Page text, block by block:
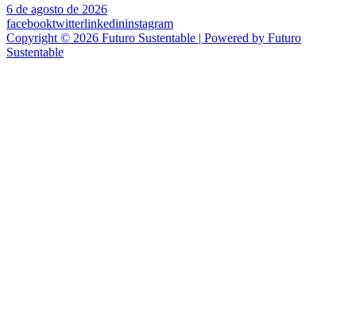
6 de agosto de 2026
facebooktwitterlinkedininstagram
Copyright © 2026 Futuro Sustentable | Powered by Futuro
Sustentable